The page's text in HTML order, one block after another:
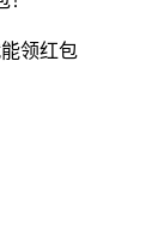
领红包